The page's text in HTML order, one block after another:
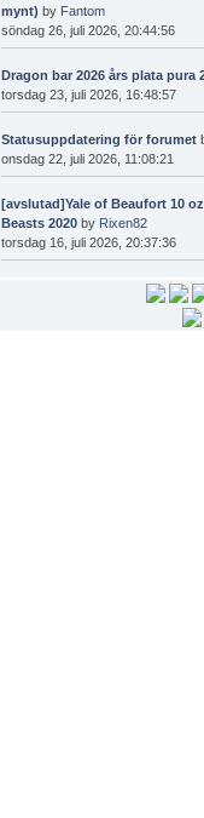
mynt) by Fantom
söndag 26, juli 2026, 20:44:56
Dragon bar 2026 års plata pura
torsdag 23, juli 2026, 16:48:57
Statusuppdatering för forumet
onsdag 22, juli 2026, 11:08:21
[avslutad]Yale of Beaufort 10
Beasts 2020 by Rixen82
torsdag 16, juli 2026, 20:37:36